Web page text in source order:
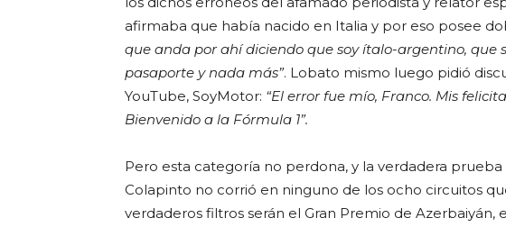
afirmaba que había nacido en Italia y por eso posee
que anda por ahí diciendo que soy ítalo-argentino, que
pasaporte y nada más”. Lobato mismo luego pidió
YouTube, SoyMotor: “El error fue mío, Franco. Mis
Bienvenido a la Fórmula 1”.
Pero esta categoría no perdona, y la verdadera
Colapinto no corrió en ninguno de los ocho circuitos
verdaderos filtros serán el Gran Premio de